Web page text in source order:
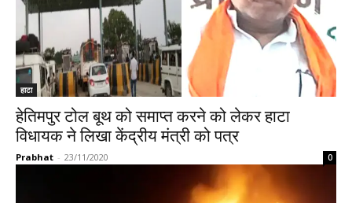
हाटा
हेतिमपुर टोल बूथ को समाप्त करने को लेकर हाटा
विधायक ने लिखा केंद्रीय मंत्री को पत्र
Prabhat - 23/11/2020 0